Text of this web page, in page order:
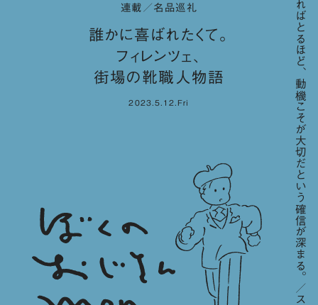
連載／名品巡礼
誰かに喜ばれたくて。
フィレンツェ、
街場の靴職人物語
2023.5.12.Fri